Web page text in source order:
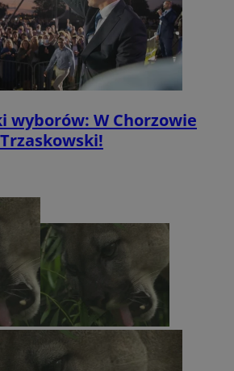
wyborów: W Chorzowie